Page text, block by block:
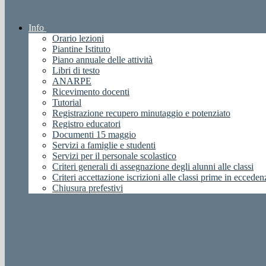
Info
Orario lezioni
Piantine Istituto
Piano annuale delle attività
Libri di testo
ANARPE
Ricevimento docenti
Tutorial
Registrazione recupero minutaggio e potenziato
Registro educatori
Documenti 15 maggio
Servizi a famiglie e studenti
Servizi per il personale scolastico
Criteri generali di assegnazione degli alunni alle classi
Criteri accettazione iscrizioni alle classi prime in
Chiusura prefestivi